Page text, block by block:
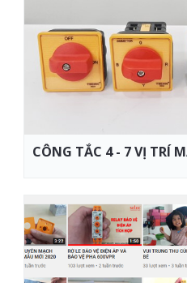
CÔNG TẮC 4 - 7 VỊ TRÍ